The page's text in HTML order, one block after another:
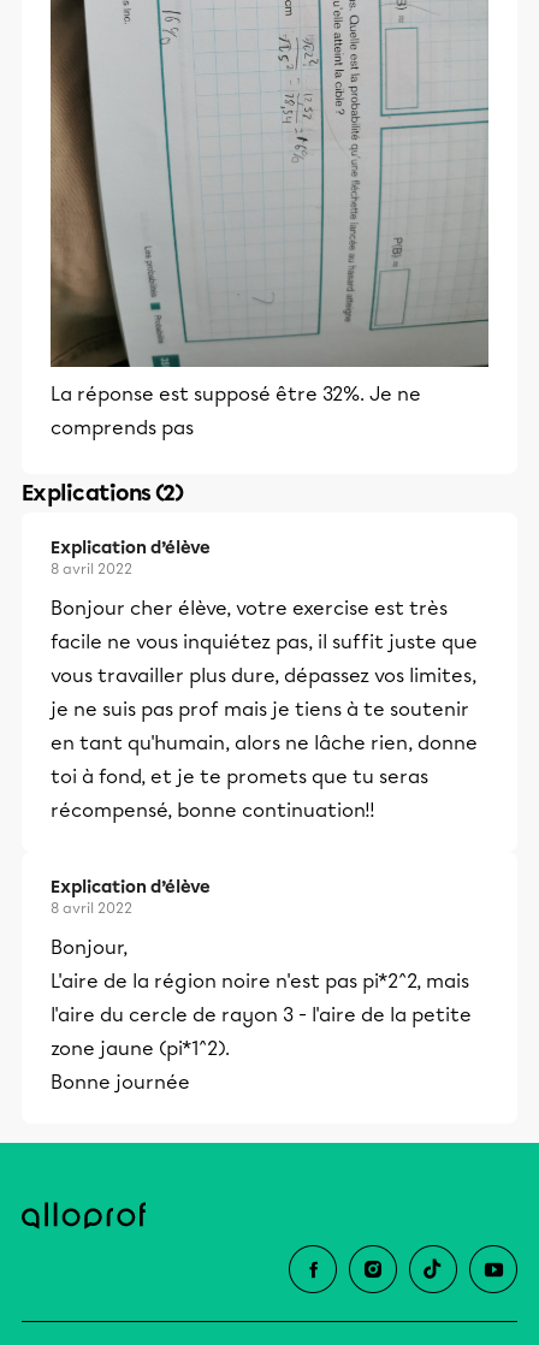
La réponse est supposé être 32%. Je ne
comprends pas
Explications (2)
Explication d’élève
8 avril 2022
Bonjour cher élève, votre exercise est très
facile ne vous inquiétez pas, il suffit juste que
vous travailler plus dure, dépassez vos limites,
je ne suis pas prof mais je tiens à te soutenir
en tant qu'humain, alors ne lâche rien, donne
toi à fond, et je te promets que tu seras
récompensé, bonne continuation!!
Explication d’élève
8 avril 2022
Bonjour,
L'aire de la région noire n'est pas pi*2^2, mais
l'aire du cercle de rayon 3 - l'aire de la petite
zone jaune (pi*1^2).
Bonne journée